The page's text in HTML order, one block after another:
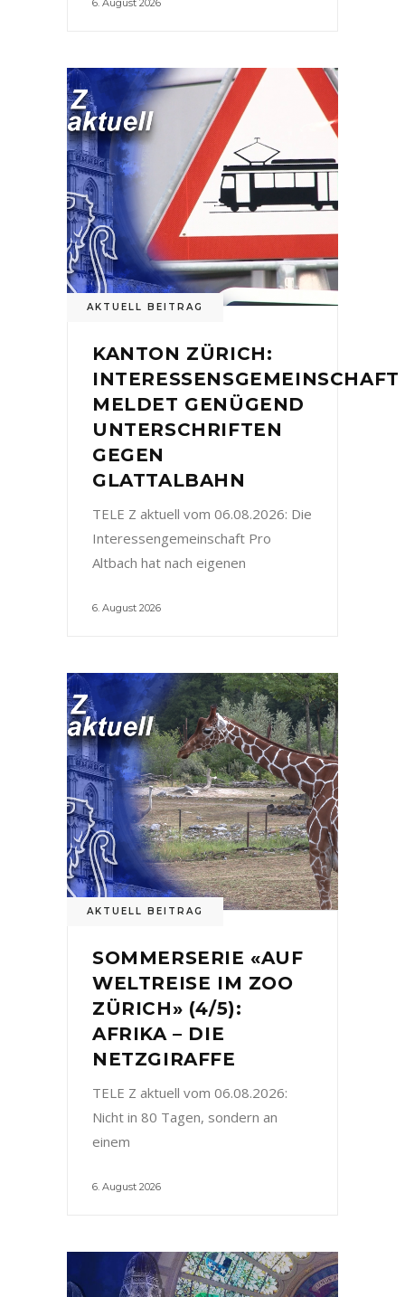
6. August 2026
AKTUELL BEITRAG
KANTON ZÜRICH:
INTERESSENSGEMEINSCHAFT
MELDET GENÜGEND
UNTERSCHRIFTEN
GEGEN
GLATTALBAHN
TELE Z aktuell vom 06.08.2026: Die
Interessengemeinschaft Pro
Altbach hat nach eigenen
6. August 2026
AKTUELL BEITRAG
SOMMERSERIE «AUF
WELTREISE IM ZOO
ZÜRICH» (4/5):
AFRIKA – DIE
NETZGIRAFFE
TELE Z aktuell vom 06.08.2026:
Nicht in 80 Tagen, sondern an
einem
6. August 2026